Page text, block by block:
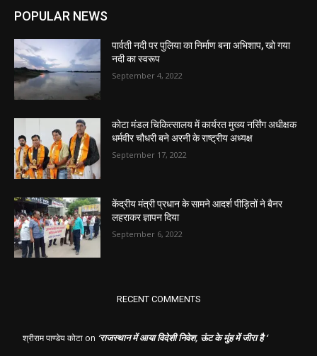
POPULAR NEWS
पार्वती नदी पर पुलिया का निर्माण बना अभिशाप, खो गया
नदी का स्वरूप
September 4, 2022
कोटा मंडल चिकित्सालय में कार्यरत मुख्य नर्सिंग अधीक्षक
धर्मवीर चौधरी बने अरनी के राष्ट्रीय अध्यक्ष
September 17, 2022
केंद्रीय मंत्री प्रधान के सामने आदर्श पीड़ितों ने बैनर
लहराकर ज्ञापन दिया
September 6, 2022
RECENT COMMENTS
श्रीराम पाण्डेय कोटा on ‘राजस्थान में आया विदेशी निवेश, ऊंट के मुंह में जीरा है ‘